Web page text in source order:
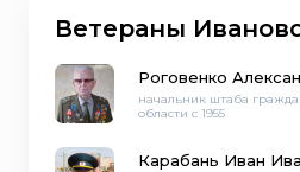
Ветераны
Роговенко
начальник штаба
области с 1955
Карабань Иван